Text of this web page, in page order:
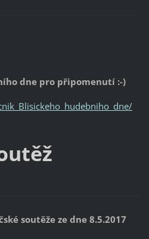
dne pro připomenutí :-)
soutěže ze dne 8.5.2017